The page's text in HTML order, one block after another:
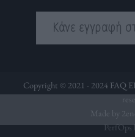
Κάνε εγγραφή
Copyright © 2021 - 2024
Made by
PerfOps